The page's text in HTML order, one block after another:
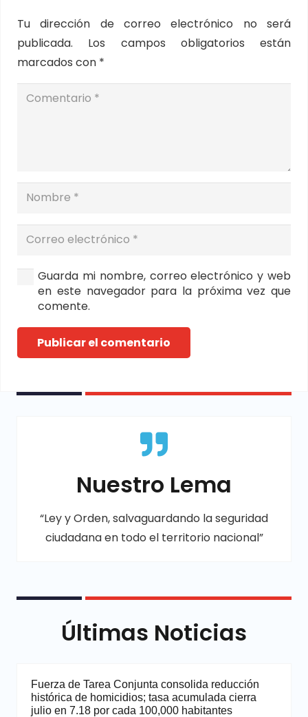
Tu dirección de correo electrónico no será
publicada.
Los campos obligatorios están
marcados con *
Guarda mi nombre, correo electrónico y web
en este navegador para la próxima vez que
comente.
Publicar el comentario
Nuestro Lema
“Ley y Orden, salvaguardando la seguridad
ciudadana en todo el territorio nacional”
Últimas Noticias
Fuerza de Tarea Conjunta consolida reducción
histórica de homicidios; tasa acumulada cierra
julio en 7.18 por cada 100,000 habitantes